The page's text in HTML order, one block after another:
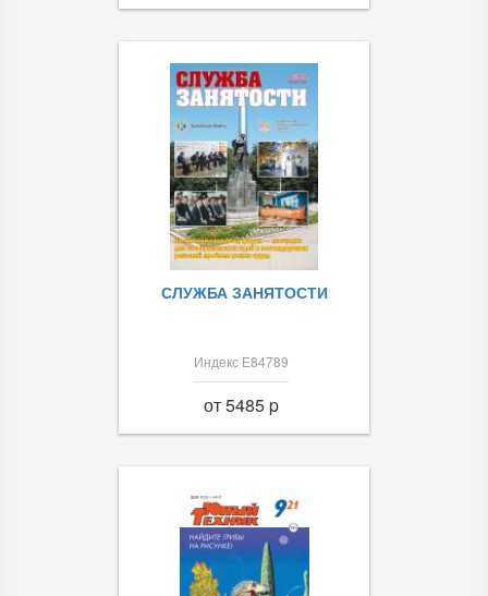
СЛУЖБА ЗАНЯТОСТИ
Индекс Е84789
от 5485 p